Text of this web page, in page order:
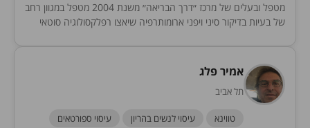
מטפל ובעלים של מרכז ״דרך הבריאה״ משנת 2004 מטפל במגוון רחב
של בעיות בדיקור סיני ויפני ארומותרפיה שיאצו רפלקסולוגיה סוטאי
אמיר פלג
תל אביב
טווינא עיסוי לנשים בהריון
עיסוי ספורטאים